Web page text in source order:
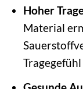
Hoher
Material